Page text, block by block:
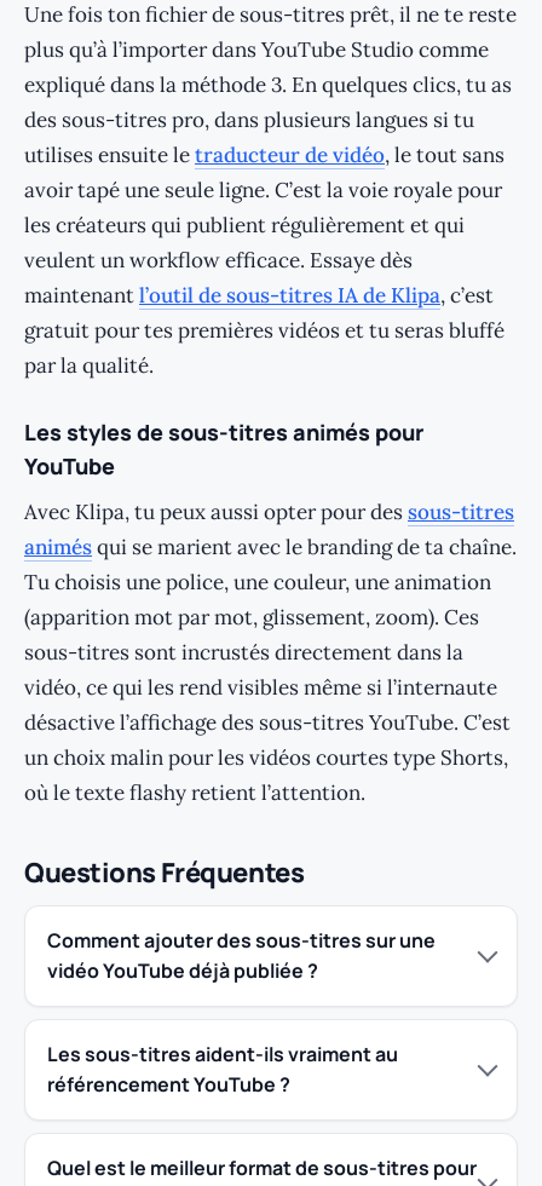
Une fois ton fichier de sous-titres prêt, il ne te reste
plus qu’à l’importer dans YouTube Studio comme
expliqué dans la méthode 3. En quelques clics, tu as
des sous-titres pro, dans plusieurs langues si tu
utilises ensuite letraducteur de vidéo, le tout sans
avoir tapé une seule ligne. C’est la voie royale pour
les créateurs qui publient régulièrement et qui
veulent un workflow efficace. Essaye dès
maintenantl’outil de sous-titres IA de Klipa, c’est
gratuit pour tes premières vidéos et tu seras bluffé
par la qualité.
Les styles de sous-titres animés pour
YouTube
Avec Klipa, tu peux aussi opter pour dessous-titres
animésqui se marient avec le branding de ta chaîne.
Tu choisis une police, une couleur, une animation
(apparition mot par mot, glissement, zoom). Ces
sous-titres sont incrustés directement dans la
vidéo, ce qui les rend visibles même si l’internaute
désactive l’affichage des sous-titres YouTube. C’est
un choix malin pour les vidéos courtes type Shorts,
où le texte flashy retient l’attention.
Questions Fréquentes
Comment ajouter des sous-titres sur une
vidéo YouTube déjà publiée ?
Les sous-titres aident-ils vraiment au
référencement YouTube ?
Quel est le meilleur format de sous-titres pour